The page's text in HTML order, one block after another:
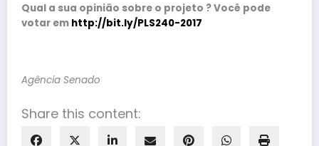
Qual a sua opinião sobre o projeto ? Você pode
votar em http://bit.ly/PLS240-2017
Agência Senado
Share this content: